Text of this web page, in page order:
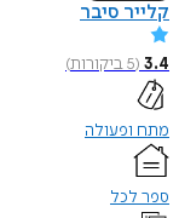
קלייר סיבר
3.4
(
5ביקורות)
מתח ופעולה
ספר לכל